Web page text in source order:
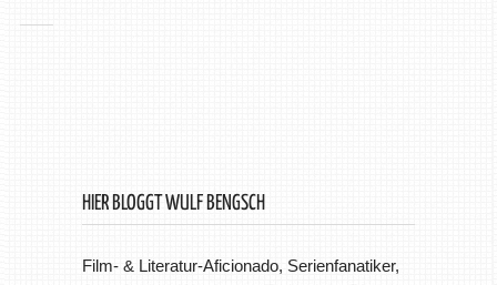
HIER BLOGGT WULF BENGSCH
Film- & Literatur-Aficionado, Serienfanatiker,